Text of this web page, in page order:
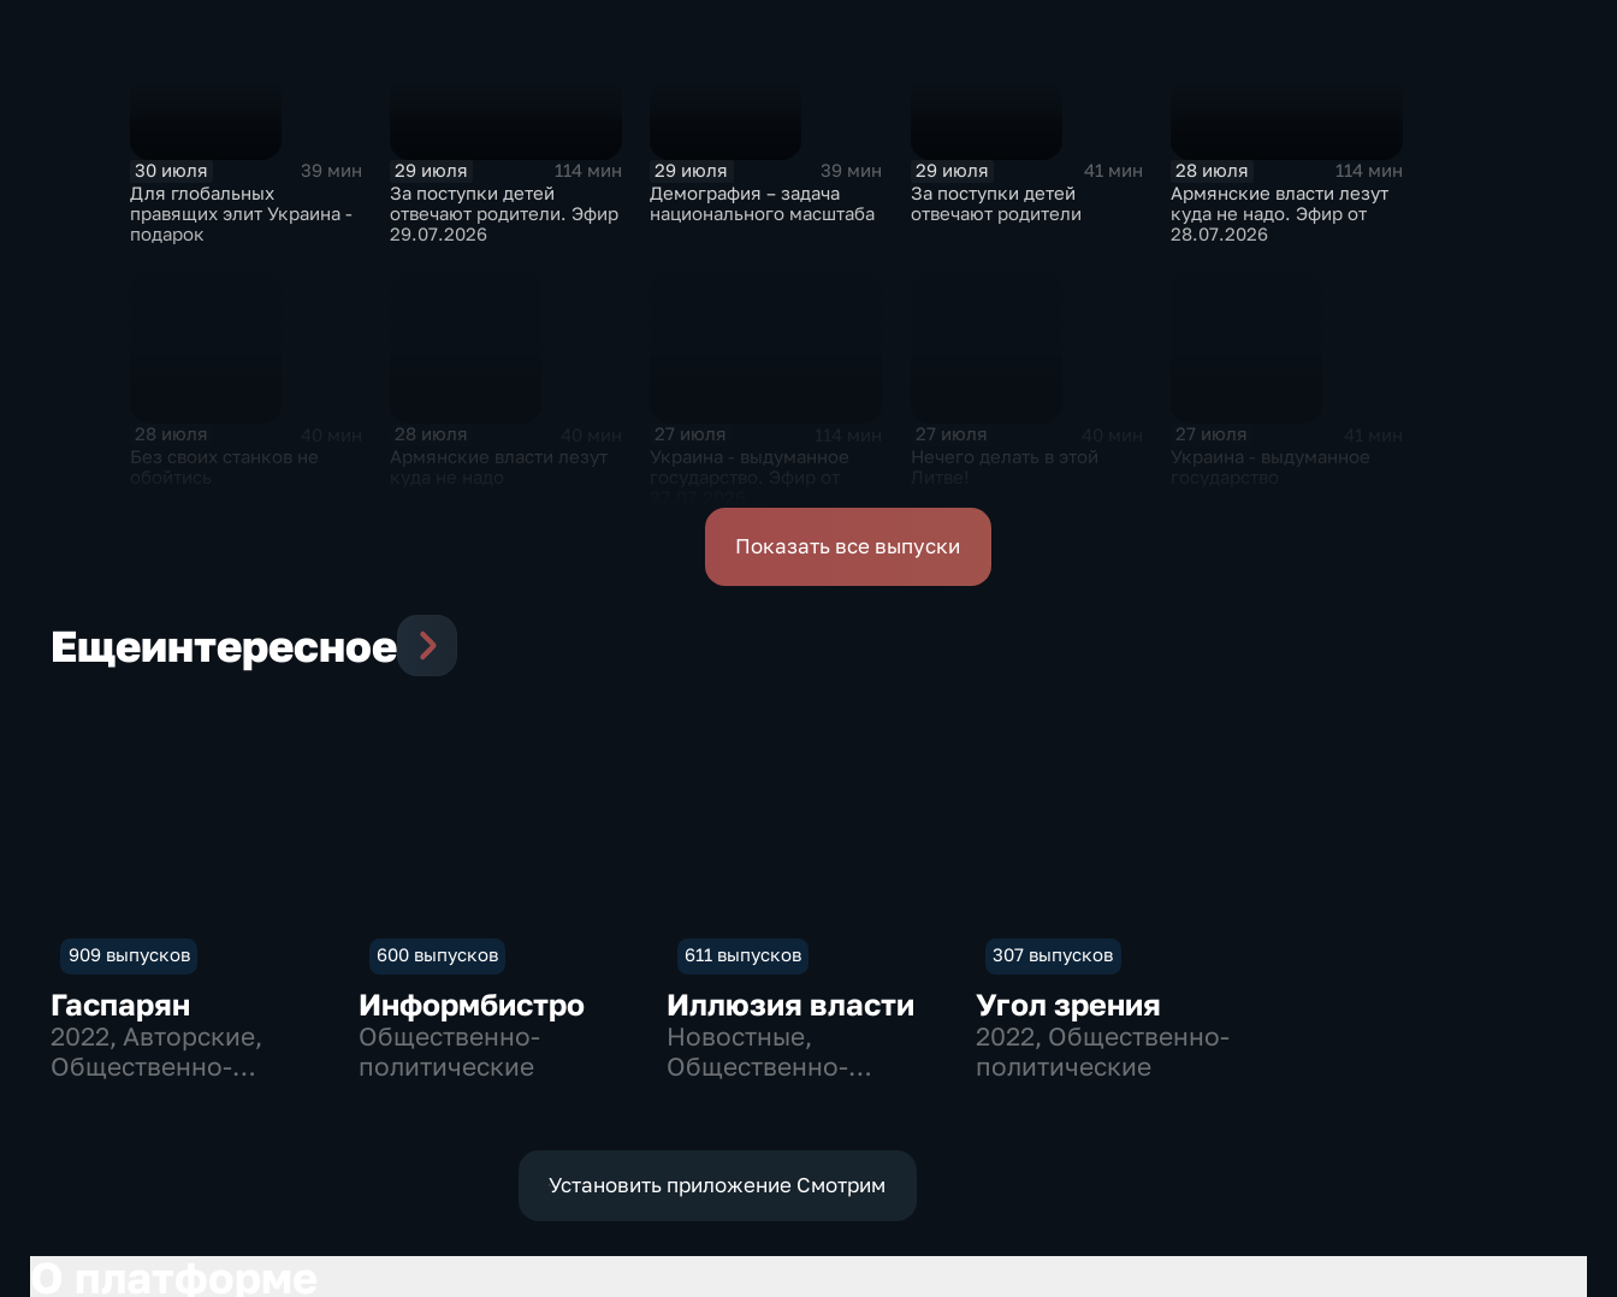
30 июля
39 мин
Для глобальных
правящих элит Украина -
подарок
29 июля
114 мин
За поступки детей
отвечают родители. Эфир
29.07.2026
29 июля
39 мин
Демография – задача
национального масштаба
29 июля
41 мин
За поступки детей
отвечают родители
28 июля
114 мин
Армянские власти лезут
куда не надо. Эфир от
28.07.2026
28 июля
Без своих станков не
28 июля
Армянские власти лезут
27 июля
Украина - выдуманное
27 июля
Нечего делать в этой
27 июля
Украина - выдуманное
Показать все выпуски
Ещеинтересное
909 выпусков
Гаспарян
2022, Авторские,
Общественно-
600 выпусков
Информбистро
Общественно-
политические
611 выпусков
Иллюзия власти
Новостные,
Общественно-
307 выпусков
Угол зрения
2022, Общественно-
политические
Установить приложение Смотрим